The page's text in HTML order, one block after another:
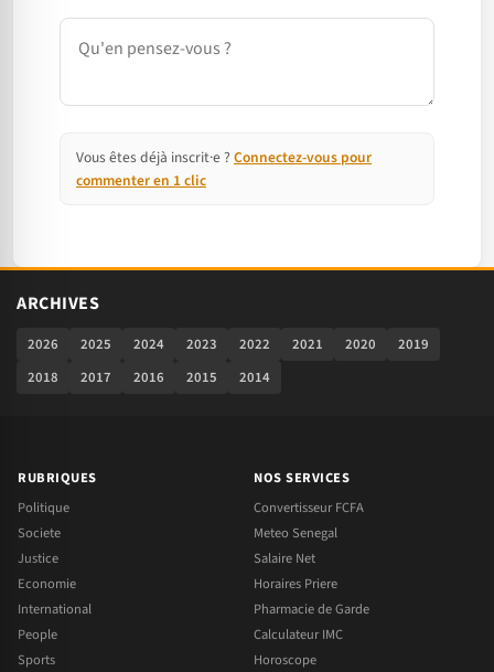
Commentaire
Vous êtes déjà inscrit·e ? Connectez-vous pour
commenter en 1 clic
ARCHIVES
2026 2025 2024 2023 2022 2021 2020
2019
2018
2017 2016 2015 2014
RUBRIQUES
Politique
Societe
Justice
Economie
International
People
Sports
NOS SERVICES
Convertisseur FCFA
Meteo Senegal
Salaire Net
Horaires Priere
Pharmacie de Garde
Calculateur IMC
Horoscope